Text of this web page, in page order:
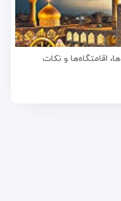
اقامتگاه‌ها و نکات